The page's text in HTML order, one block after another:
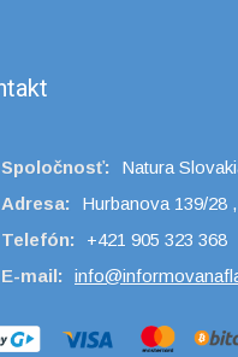
Spoločnosť:
Natura
Adresa:
Hurbanova 139/28
Telefón:
+421 905 323 368
E-mail: